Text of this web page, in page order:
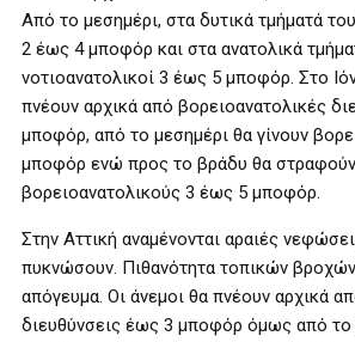
Από το μεσημέρι, στα δυτικά τμήματά
2 έως 4 μποφόρ και στα ανατολικά
νοτιοανατολικοί 3 έως 5 μποφόρ. Στο
πνέουν αρχικά από βορειοανατολικές
μποφόρ, από το μεσημέρι θα γίνουν
μποφόρ ενώ προς το βράδυ θα στραφούν
βορειοανατολικούς 3 έως 5 μποφόρ.
Στην Αττική αναμένονται αραιές
πυκνώσουν. Πιθανότητα τοπικών
απόγευμα. Οι άνεμοι θα πνέουν αρχικά
διευθύνσεις έως 3 μποφόρ όμως από το